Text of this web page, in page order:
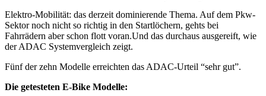
Elektro-Mobilität: das derzeit dominierende Thema. Auf dem Pkw-
Sektor noch nicht so richtig in den Startlöchern, gehts bei
Fahrrädern aber schon flott voran.Und das durchaus ausgereift, wie
der ADAC Systemvergleich zeigt.
Fünf der zehn Modelle erreichten das ADAC-Urteil “sehr gut”.
Die getesteten E-Bike Modelle: